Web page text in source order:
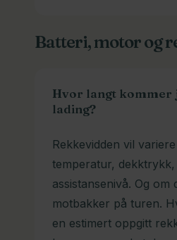
dyner og puter. Se
en anbefaling. Vi koser
hjelpe deg.
sykkelen sin hos oss
om du ønsker det. Ta
Batteri, motor og
Hvor langt kommer
lading?
Rekkevidden vil
temperatur,
assistansenivå. Og om
motbakker på turen.
en estimert oppgitt